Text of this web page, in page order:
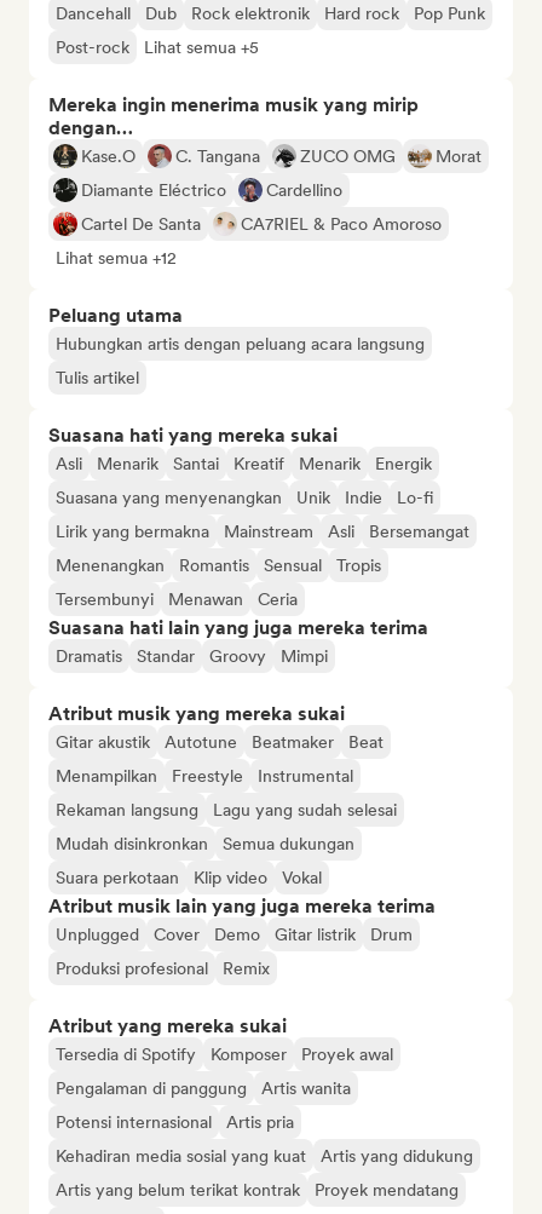
Dancehall Dub Rock elektronik Hard rock
Pop Punk
Post-rock
Lihat semua +5
Mereka ingin menerima musik yang mirip
dengan…
Kase.O C. Tangana ZUCO OMG
Morat
Diamante Eléctrico
Cardellino
Cartel De Santa
CA7RIEL & Paco Amoroso
Lihat semua +12
Peluang utama
Hubungkan artis dengan peluang acara langsung
Tulis artikel
Suasana hati yang mereka sukai
Asli Menarik Santai Kreatif Menarik
Energik
Suasana yang menyenangkan
Unik Indie
Lo-fi
Lirik yang bermakna
Mainstream Asli
Bersemangat
Menenangkan
Romantis Sensual
Tropis
Tersembunyi
Menawan Ceria
Suasana hati lain yang juga mereka terima
Dramatis Standar Groovy Mimpi
Atribut musik yang mereka sukai
Gitar akustik Autotune Beatmaker
Beat
Menampilkan
Freestyle
Instrumental
Rekaman langsung
Lagu yang sudah selesai
Mudah disinkronkan
Semua dukungan
Suara perkotaan
Klip video Vokal
Atribut musik lain yang juga mereka terima
Unplugged Cover Demo Gitar listrik
Drum
Produksi profesional
Remix
Atribut yang mereka sukai
Tersedia di Spotify Komposer
Proyek awal
Pengalaman di panggung
Artis wanita
Potensi internasional
Artis pria
Kehadiran media sosial yang kuat
Artis yang didukung
Artis yang belum terikat kontrak
Proyek mendatang